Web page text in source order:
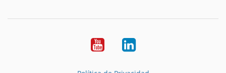
YouTubeLinkedIn